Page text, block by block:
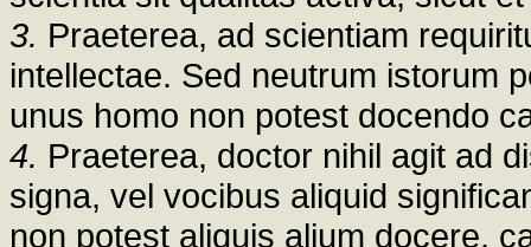
3. Praeterea, ad scientiam
intellectae. Sed neutrum istorum
unus homo non potest docendo
4. Praeterea, doctor nihil agit ad
signa, vel vocibus aliquid
non potest aliquis alium docere,